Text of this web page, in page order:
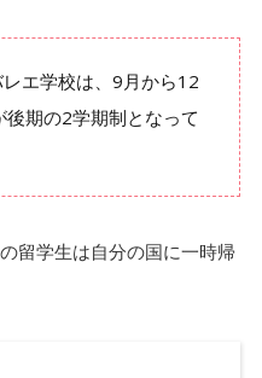
学生と同じですか？
エ学校は、9月から12
期の2学期制となって
留学生は自分の国に一時帰